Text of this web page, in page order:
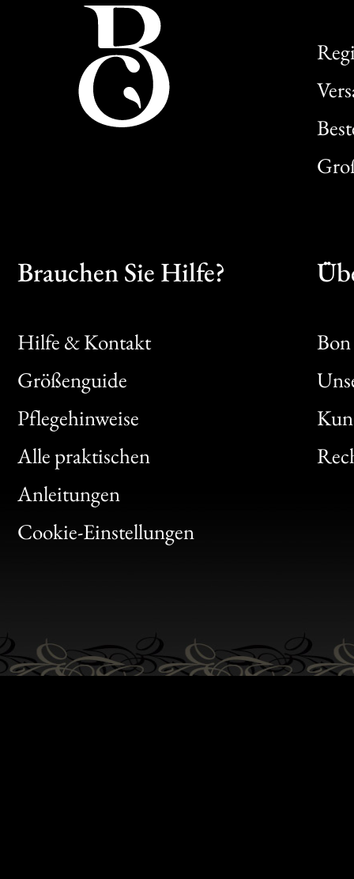
Brauchen Sie Hilfe?
Hilfe & Kontakt
Größenguide
Pflegehinweise
Alle praktischen
Anleitungen
Cookie-Einstellungen
Bon
Clic